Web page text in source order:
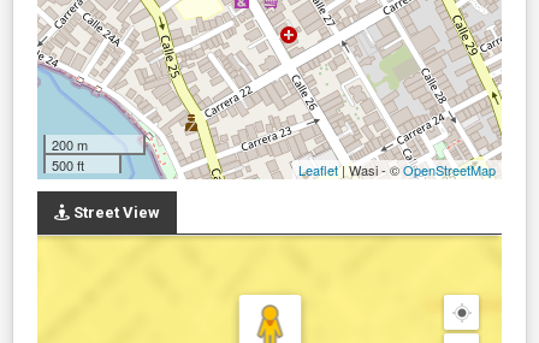
200 m
500 ft
Leaflet| Wasi - ©OpenStreetMap
Street View